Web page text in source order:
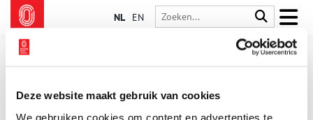
Deze website maakt gebruik van cookies
We gebruiken cookies om content en advertenties te
NL EN